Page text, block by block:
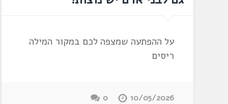
על ההפתעה שמצפה לכם במקור המילה
ריסים
10/05/2026
0